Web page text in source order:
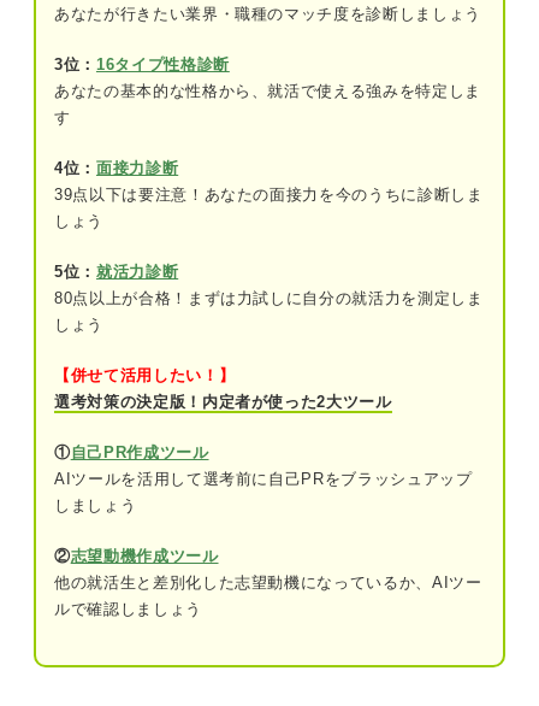
データから知る！ Uターン就職者の実態
Uターンを決めた理由
価値観次第！ Uターン就職のメリットを感じやすい
人の特徴
②地元に貢献したい
④地元に信頼できる友人が多い
⑤インフラなどの不便さが許容できる
デメリットに注意！ Uターン就職のネガティブ面と
①求人の選択肢が限られている・見つけら
あなたが行きたい業界・職種のマッチ度を診断しましょう
3位： 16タイプ性格診断
あなたの基本的な性格から、就活で使える強みを特定しま
す
4位： 面接力診断
39点以下は要注意！あなたの面接力を今のうちに診断しま
しょう
5位： 就活力診断
80点以上が合格！まずは力試しに自分の就活力を測定しま
しょう
【併せて活用したい！】
選考対策の決定版！内定者が使った2大ツール
①自己PR作成ツール
AIツールを活用して選考前に自己PRをブラッシュアップ
しましょう
②志望動機作成ツール
他の就活生と差別化した志望動機になっているか、AIツー
ルで確認しましょう